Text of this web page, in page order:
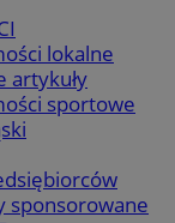
lokalne
artykuły
sportowe
sponsorowane